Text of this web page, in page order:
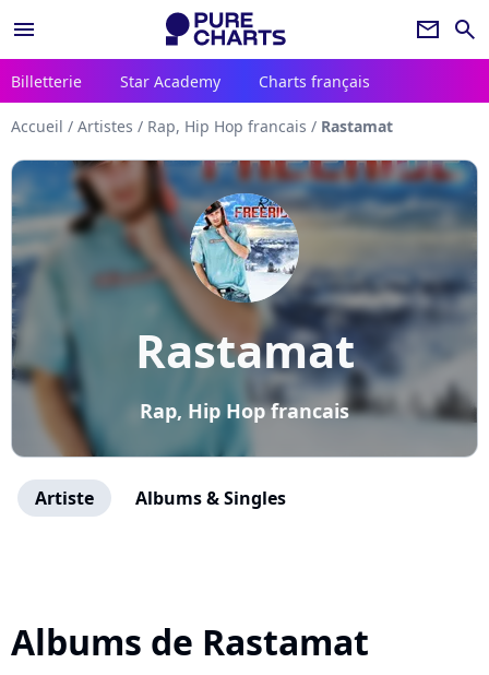
menu newsletter search
Billetterie Star Academy Charts français
Accueil / Artistes / Rap, Hip Hop francais / Rastamat
Rastamat
Rap, Hip Hop francais
Artiste Albums & Singles
Albums de Rastamat